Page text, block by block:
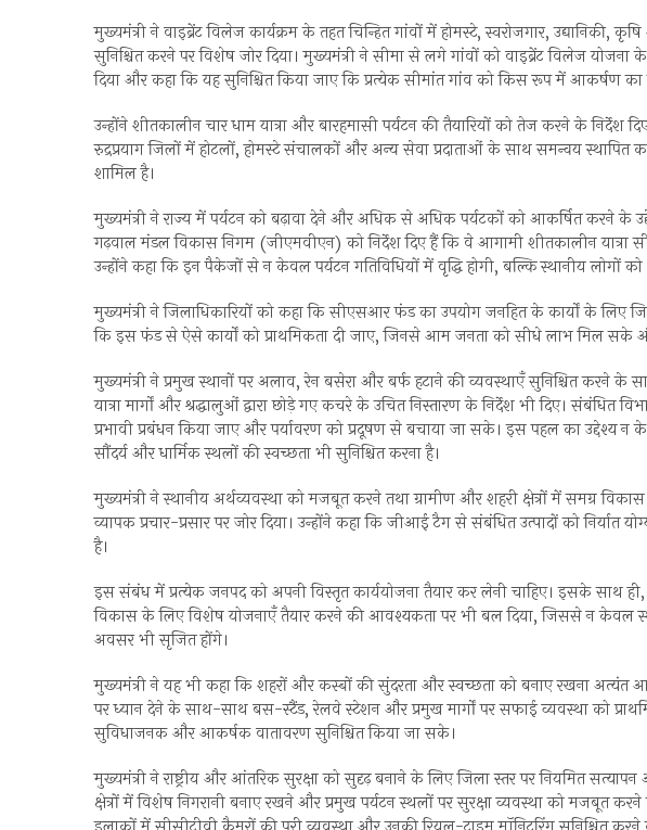
मुख्यमंत्री ने वाइब्रेंट विलेज कार्यक्रम के तहत चिन्हित गांवों में होमस्टे, स्वरोजगार, उद्यानिकी,
सुनिश्चित करने पर विशेष जोर दिया। मुख्यमंत्री ने सीमा से लगे गांवों को वाइब्रेंट विलेज
दिया और कहा कि यह सुनिश्चित किया जाए कि प्रत्येक सीमांत गांव को किस रूप में आकर्षण का
उन्होंने शीतकालीन चार धाम यात्रा और बारहमासी पर्यटन की तैयारियों को तेज करने के
रुद्रप्रयाग जिलों में होटलों, होमस्टे संचालकों और अन्य सेवा प्रदाताओं के साथ समन्वय स्थापित
शामिल है।
मुख्यमंत्री ने राज्य में पर्यटन को बढ़ावा देने और अधिक से अधिक पर्यटकों को आकर्षित करने
गढ़वाल मंडल विकास निगम (जीएमवीएन) को निर्देश दिए हैं कि वे आगामी शीतकालीन
उन्होंने कहा कि इन पैकेजों से न केवल पर्यटन गतिविधियों में वृद्धि होगी, बल्कि स्थानीय लोगों को
मुख्यमंत्री ने जिलाधिकारियों को कहा कि सीएसआर फंड का उपयोग जनहित के कार्यों के लिए
कि इस फंड से ऐसे कार्यों को प्राथमिकता दी जाए, जिनसे आम जनता को सीधे लाभ मिल सके
मुख्यमंत्री ने प्रमुख स्थानों पर अलाव, रेन बसेरा और बर्फ हटाने की व्यवस्थाएँ सुनिश्चित करने के
यात्रा मार्गों और श्रद्धालुओं द्वारा छोड़े गए कचरे के उचित निस्तारण के निर्देश भी दिए। संबंधित
प्रभावी प्रबंधन किया जाए और पर्यावरण को प्रदूषण से बचाया जा सके। इस पहल का उद्देश्य न
सौंदर्य और धार्मिक स्थलों की स्वच्छता भी सुनिश्चित करना है।
मुख्यमंत्री ने स्थानीय अर्थव्यवस्था को मजबूत करने तथा ग्रामीण और शहरी क्षेत्रों में समग्र
व्यापक प्रचार-प्रसार पर जोर दिया। उन्होंने कहा कि जीआई टैग से संबंधित उत्पादों को
है।
इस संबंध में प्रत्येक जनपद को अपनी विस्तृत कार्ययोजना तैयार कर लेनी चाहिए। इसके साथ
विकास के लिए विशेष योजनाएँ तैयार करने की आवश्यकता पर भी बल दिया, जिससे न केवल
अवसर भी सृजित होंगे।
मुख्यमंत्री ने यह भी कहा कि शहरों और कस्बों की सुंदरता और स्वच्छता को बनाए रखना अत्यंत
पर ध्यान देने के साथ-साथ बस-स्टैंड, रेलवे स्टेशन और प्रमुख मार्गों पर सफाई व्यवस्था को
सुविधाजनक और आकर्षक वातावरण सुनिश्चित किया जा सके।
मुख्यमंत्री ने राष्ट्रीय और आंतरिक सुरक्षा को सुदृढ़ बनाने के लिए जिला स्तर पर नियमित सत्यापन
क्षेत्रों में विशेष निगरानी बनाए रखने और प्रमुख पर्यटन स्थलों पर सुरक्षा व्यवस्था को मजबूत